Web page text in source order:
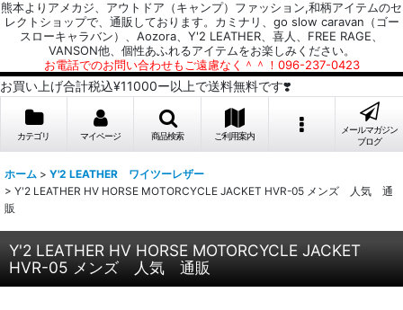
熊本よりアメカジ、アウトドア（キャンプ）ファッション,和柄アイテムのセ
レクトショップで、通販しております。カミナリ、go slow caravan（ゴー
スローキャラバン）、Aozora、Y'2 LEATHER、喜人、FREE RAGE、
VANSON他、個性あふれるアイテムをお楽しみください。
お電話でのお問い合わせもご遠慮なく＾＾！096-237-0423
お買い上げ合計税込¥11000ー以上で送料無料です❣️
カテゴリ マイページ 商品検索 ご利用案内
メールマガジン
ブログ
ホーム > Y'2 LEATHER ワイツーレザー
> Y'2 LEATHER HV HORSE MOTORCYCLE JACKET HVR-05 メンズ 人気 通
販
Y'2 LEATHER HV HORSE MOTORCYCLE JACKET
HVR-05 メンズ 人気 通販